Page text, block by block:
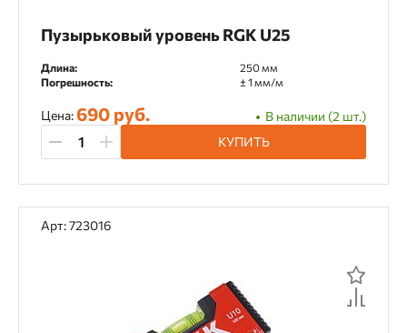
Пузырьковый уровень RGK U25
Длина:
250 мм
Погрешность:
± 1 мм/м
Цена: 690 руб.
В наличии (2 шт.)
КУПИТЬ
Арт: 723016